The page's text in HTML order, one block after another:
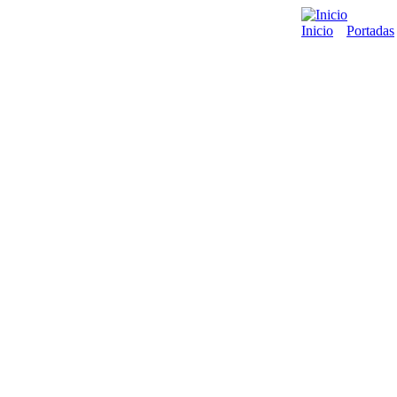
Inicio Portadas